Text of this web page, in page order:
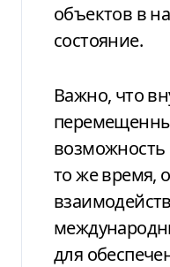
объектов в
состояние.
Важно, что
то же время,
для